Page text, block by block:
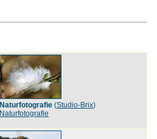
Naturfotografie (Studio-Brix)
Naturfotografie